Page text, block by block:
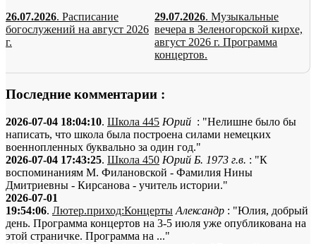
26.07.2026. Расписание
богослужений на август 2026
г.
29.07.2026. Музыкальные
вечера в Зеленогорской кирхе,
август 2026 г. Программа
концертов.
Последние комментарии :
2026-07-04 18:04:10. Школа 445 Юрий : "Нелишне было бы
написать, что школа была построена силами немецких
военнопленных буквально за один год."
2026-07-04 17:43:25. Школа 450 Юрий Б. 1973 г.в. : "К
воспоминаниям М. Филановской - Фамилия Нины
Дмитриевны - Кирсанова - учитель истории."
2026-07-01
19:54:06. Лютер.приход:Концерты Александр : "Юлия, добрый
день. Программа концертов на 3-5 июля уже опубликована на
этой страничке. Программа на ..."